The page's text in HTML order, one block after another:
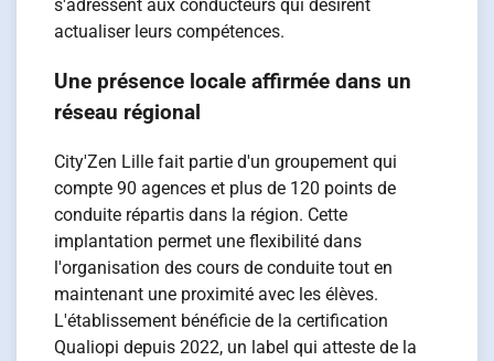
s'adressent aux conducteurs qui désirent
actualiser leurs compétences.
Une présence locale affirmée dans un
réseau régional
City'Zen Lille fait partie d'un groupement qui
compte 90 agences et plus de 120 points de
conduite répartis dans la région. Cette
implantation permet une flexibilité dans
l'organisation des cours de conduite tout en
maintenant une proximité avec les élèves.
L'établissement bénéficie de la certification
Qualiopi depuis 2022, un label qui atteste de la